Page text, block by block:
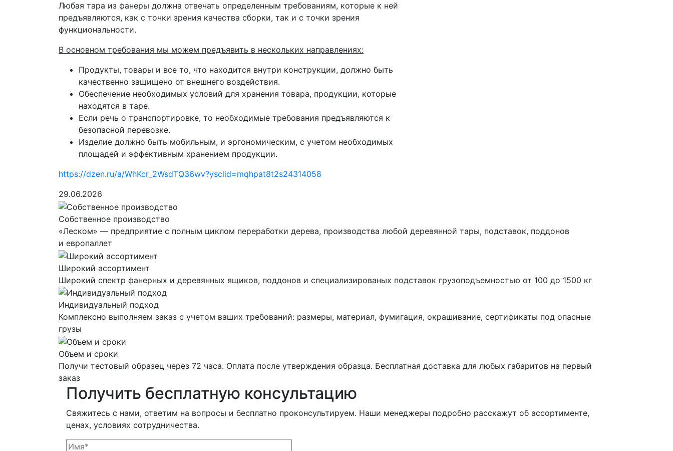
Любая тара из фанеры должна отвечать определенным требованиям, которые к ней
предъявляются, как с точки зрения качества сборки, так и с точки зрения
функциональности.
В основном требования мы можем предъявить в нескольких направлениях:
Продукты, товары и все то, что находится внутри конструкции, должно быть
качественно защищено от внешнего воздействия.
Обеспечение необходимых условий для хранения товара, продукции, которые
находятся в таре.
Если речь о транспортировке, то необходимые требования предъявляются к
безопасной перевозке.
Изделие должно быть мобильным, и эргономическим, с учетом необходимых
площадей и эффективным хранением продукции.
https://dzen.ru/a/WhKcr_2WsdTQ36wv?ysclid=mqhpat8t2s24314058
29.06.2026
Собственное производство
«Леском» — предприятие с полным циклом переработки дерева, производства любой деревянной тары, подставок, поддонов
и европаллет
Широкий ассортимент
Широкий спектр фанерных и деревянных ящиков, поддонов и специализированых подставок грузоподъемностью от 100 до 1500 кг
Индивидуальный подход
Комплексно выполняем заказ с учетом ваших требований: размеры, материал, фумигация, окрашивание, сертификаты под опасные
грузы
Объем и сроки
Получи тестовый образец через 72 часа. Оплата после утверждения образца. Бесплатная доставка для любых габаритов на первый
заказ
Получить бесплатную консультацию
Свяжитесь с нами, ответим на вопросы и бесплатно проконсультируем. Наши менеджеры подробно расскажут об ассортименте,
ценах, условиях сотрудничества.